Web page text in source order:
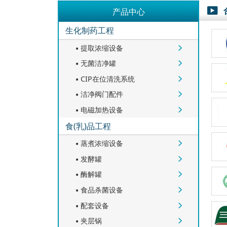
产品中心
生化制药工程
 提取浓缩设备 
 无菌洁净罐 
 CIP在位清洗系统 
 洁净阀门配件 
 电磁加热设备 
食(乳)品工程
 蒸煮浓缩设备 
 发酵罐 
 酶解罐 
 食品杀菌设备 
 配套设备 
 夹层锅 
